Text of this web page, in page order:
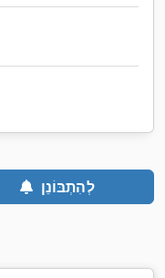
לְהִתְבּוֹנֵן